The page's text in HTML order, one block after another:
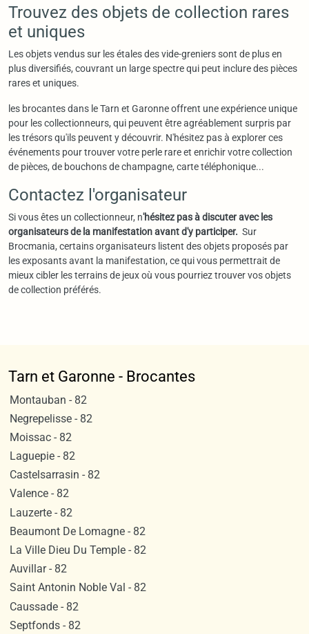
Trouvez des objets de collection rares
et uniques
Les objets vendus sur les étales des vide-greniers sont de plus en
plus diversifiés, couvrant un large spectre qui peut inclure des pièces
rares et uniques.
les brocantes dans le Tarn et Garonne offrent une expérience unique
pour les collectionneurs, qui peuvent être agréablement surpris par
les trésors qu'ils peuvent y découvrir. N'hésitez pas à explorer ces
événements pour trouver votre perle rare et enrichir votre collection
de pièces, de bouchons de champagne, carte téléphonique...
Contactez l'organisateur
Si vous êtes un collectionneur, n'hésitez pas à discuter avec les
organisateurs de la manifestation avant d'y participer. Sur
Brocmania, certains organisateurs listent des objets proposés par
les exposants avant la manifestation, ce qui vous permettrait de
mieux cibler les terrains de jeux où vous pourriez trouver vos objets
de collection préférés.
Tarn et Garonne - Brocantes
Montauban - 82
Negrepelisse - 82
Moissac - 82
Laguepie - 82
Castelsarrasin - 82
Valence - 82
Lauzerte - 82
Beaumont De Lomagne - 82
La Ville Dieu Du Temple - 82
Auvillar - 82
Saint Antonin Noble Val - 82
Caussade - 82
Septfonds - 82